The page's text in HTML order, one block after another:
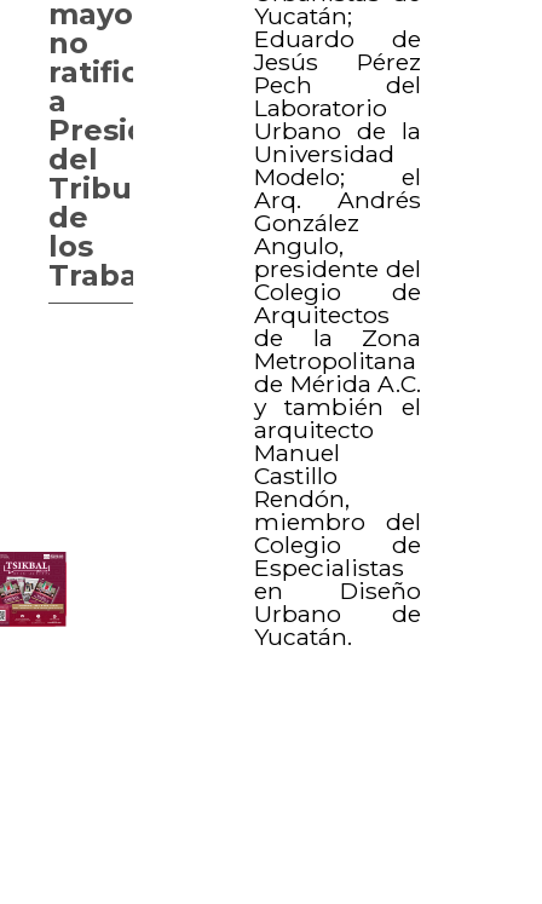
Yucatán;
Eduardo de
Jesús Pérez
Pech del
Laboratorio
Urbano de la
Universidad
Modelo; el
Arq. Andrés
González
Angulo,
presidente del
Colegio de
Arquitectos
de la Zona
Metropolitana
de Mérida A.C.
y también el
arquitecto
Manuel
Castillo
Rendón,
miembro del
Colegio de
Especialistas
en Diseño
Urbano de
Yucatán.
mayoría,
no
ratifican
a
Presidente
del
Tribunal
de
los
Trabajadores